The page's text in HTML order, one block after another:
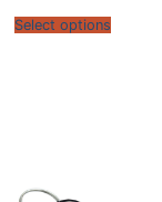
Select options